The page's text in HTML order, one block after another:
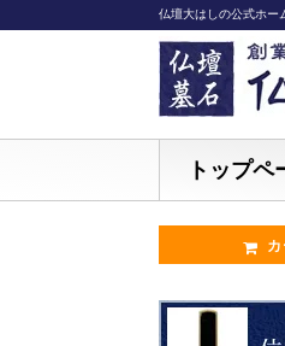
仏壇大はしの公式ホー
トップペ